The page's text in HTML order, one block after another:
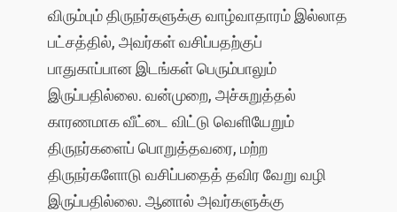
விரும்பும் திருநர்களுக்கு வாழ்வாதாரம் இல்லாத
பட்சத்தில், அவர்கள் வசிப்பதற்குப்
பாதுகாப்பான இடங்கள் பெரும்பாலும்
இருப்பதில்லை. வன்முறை, அச்சுறுத்தல்
காரணமாக வீட்டை விட்டு வெளியேறும்
திருநர்களைப் பொறுத்தவரை, மற்ற
திருநர்களோடு வசிப்பதைத் தவிர வேறு வழி
இருப்பதில்லை. ஆனால் அவர்களுக்கு